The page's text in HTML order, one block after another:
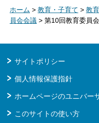
ホーム > 教育・子育て > 教
員会会議 > 第10回教育委員
サイトポリシー
個人情報保護指針
ホームページのユニバー
このサイトの使い方